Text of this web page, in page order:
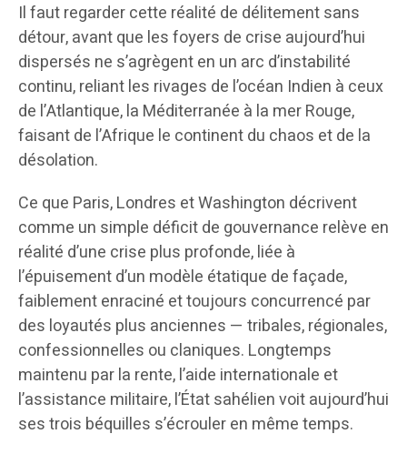
Il faut regarder cette réalité de délitement sans
détour, avant que les foyers de crise aujourd’hui
dispersés ne s’agrègent en un arc d’instabilité
continu, reliant les rivages de l’océan Indien à ceux
de l’Atlantique, la Méditerranée à la mer Rouge,
faisant de l’Afrique le continent du chaos et de la
désolation.
Ce que Paris, Londres et Washington décrivent
comme un simple déficit de gouvernance relève en
réalité d’une crise plus profonde, liée à
l’épuisement d’un modèle étatique de façade,
faiblement enraciné et toujours concurrencé par
des loyautés plus anciennes — tribales, régionales,
confessionnelles ou claniques. Longtemps
maintenu par la rente, l’aide internationale et
l’assistance militaire, l’État sahélien voit aujourd’hui
ses trois béquilles s’écrouler en même temps.